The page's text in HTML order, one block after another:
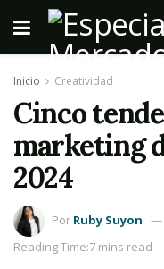
Inicio Creatividad
Cinco
marketing
2024
Por Ruby Suyon
Reading Time:7 mins read